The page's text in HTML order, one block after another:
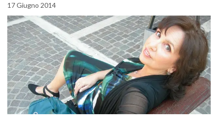
17 Giugno 2014